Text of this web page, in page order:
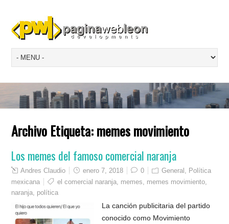
Archivo Etiqueta:memes movimiento
Los memes del famoso comercial naranja
Andres Claudio enero 7, 2018 0 General
Política
mexicana
el comercial naranja memes memes movimiento
naranja política
La canción publicitaria del partido
conocido como Movimiento